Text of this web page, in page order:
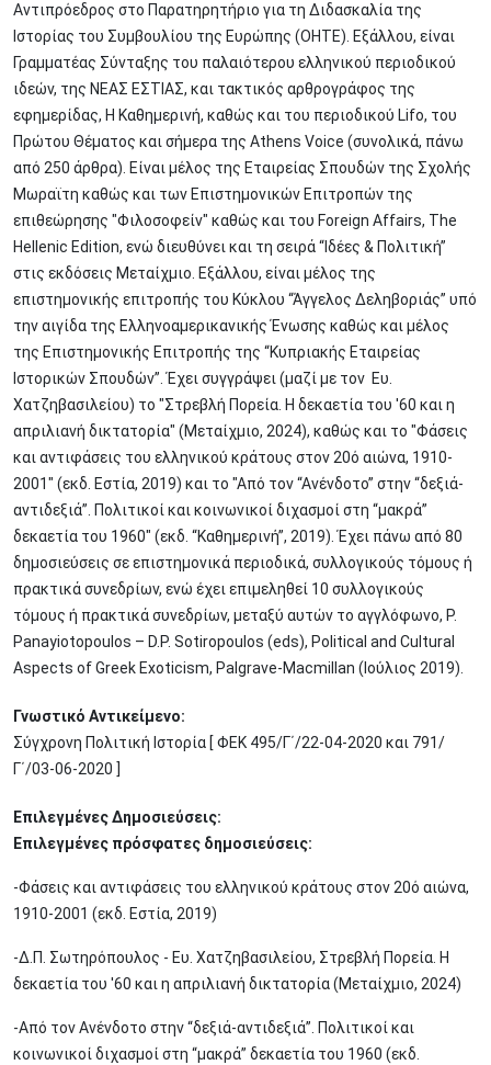
Αντιπρόεδρος στο Παρατηρητήριο για τη Διδασκαλία της
Ιστορίας του Συμβουλίου της Ευρώπης (ΟΗΤΕ). Εξάλλου, είναι
Γραμματέας Σύνταξης του παλαιότερου ελληνικού περιοδικού
ιδεών, της ΝΕΑΣ ΕΣΤΙΑΣ, και τακτικός αρθρογράφος της
εφημερίδας, Η Καθημερινή, καθώς και του περιοδικού Lifo, του
Πρώτου Θέματος και σήμερα της Athens Voice (συνολικά, πάνω
από 250 άρθρα). Είναι μέλος της Εταιρείας Σπουδών της Σχολής
Μωραϊτη καθώς και των Επιστημονικών Επιτροπών της
επιθεώρησης "Φιλοσοφείν" καθώς και του Foreign Affairs, The
Hellenic Edition, ενώ διευθύνει και τη σειρά “Ιδέες & Πολιτική”
στις εκδόσεις Μεταίχμιο. Εξάλλου, είναι μέλος της
επιστημονικής επιτροπής του Κύκλου “Άγγελος Δεληβοριάς” υπό
την αιγίδα της Ελληνοαμερικανικής Ένωσης καθώς και μέλος
της Επιστημονικής Επιτροπής της “Κυπριακής Εταιρείας
Ιστορικών Σπουδών”. Έχει συγγράψει (μαζί με τον Ευ.
Χατζηβασιλείου) το "Στρεβλή Πορεία. Η δεκαετία του '60 και η
απριλιανή δικτατορία" (Μεταίχμιο, 2024), καθώς και το "Φάσεις
και αντιφάσεις του ελληνικού κράτους στον 20ό αιώνα, 1910-
2001" (εκδ. Εστία, 2019) και το "Από τον “Ανένδοτο” στην “δεξιά-
αντιδεξιά”. Πολιτικοί και κοινωνικοί διχασμοί στη “μακρά”
δεκαετία του 1960" (εκδ. “Καθημερινή”, 2019). Έχει πάνω από 80
δημοσιεύσεις σε επιστημονικά περιοδικά, συλλογικούς τόμους ή
πρακτικά συνεδρίων, ενώ έχει επιμεληθεί 10 συλλογικούς
τόμους ή πρακτικά συνεδρίων, μεταξύ αυτών το αγγλόφωνο, P.
Panayiotopoulos – D.P. Sotiropoulos (eds), Political and Cultural
Aspects of Greek Exoticism, Palgrave-Macmillan (Ιούλιος 2019).
Γνωστικό Αντικείμενο:
Σύγχρονη Πολιτική Ιστορία [ ΦΕΚ 495/Γ΄/22-04-2020 και 791/
Γ΄/03-06-2020 ]
Επιλεγμένες Δημοσιεύσεις:
Επιλεγμένες πρόσφατες δημοσιεύσεις:
-Φάσεις και αντιφάσεις του ελληνικού κράτους στον 20ό αιώνα,
1910-2001 (εκδ. Εστία, 2019)
-Δ.Π. Σωτηρόπουλος - Ευ. Χατζηβασιλείου, Στρεβλή Πορεία. Η
δεκαετία του '60 και η απριλιανή δικτατορία (Μεταίχμιο, 2024)
-Από τον Ανένδοτο στην “δεξιά-αντιδεξιά”. Πολιτικοί και
κοινωνικοί διχασμοί στη “μακρά” δεκαετία του 1960 (εκδ.